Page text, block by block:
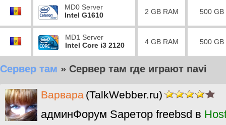
MD0 Server
Intel G1610
2 GB RAM 500 GB
MD1 Server
Intel Core i3 2120
4 GB RAM 500 GB
Сервер там » Сервер там где играют navi
Варвара (TalkWebber.ru)
админФорум Sapeтор freebsd в